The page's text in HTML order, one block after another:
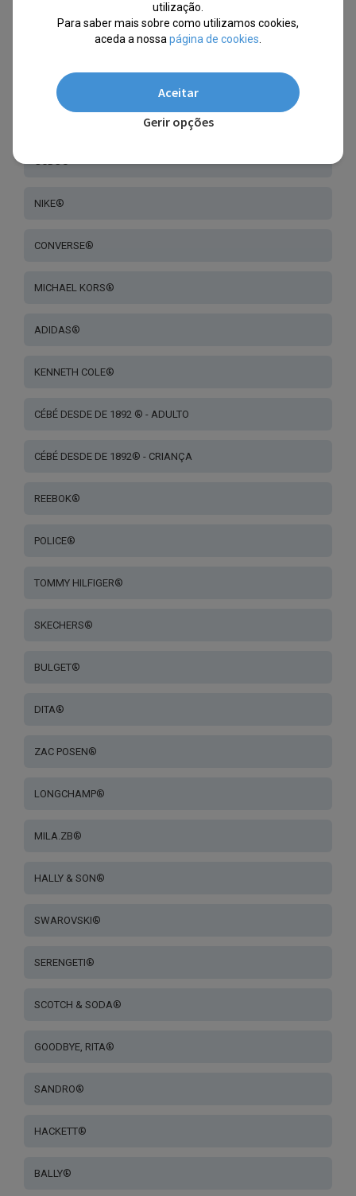
CALVIN KLEIN®
RALPH LAUREN®
GCDS®
NIKE®
CONVERSE®
MICHAEL KORS®
ADIDAS®
KENNETH COLE®
CÉBÉ DESDE DE 1892 ® - ADULTO
CÉBÉ DESDE DE 1892® - CRIANÇA
REEBOK®
POLICE®
TOMMY HILFIGER®
SKECHERS®
BULGET®
DITA®
ZAC POSEN®
LONGCHAMP®
MILA.ZB®
HALLY & SON®
SWAROVSKI®
SERENGETI®
SCOTCH & SODA®
GOODBYE, RITA®
SANDRO®
HACKETT®
BALLY®
utilização.
Para saber mais sobre como utilizamos cookies,
aceda a nossa página de cookies
Aceitar
Gerir opções